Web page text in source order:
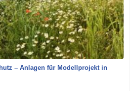
– Anlagen für Modellprojekt in